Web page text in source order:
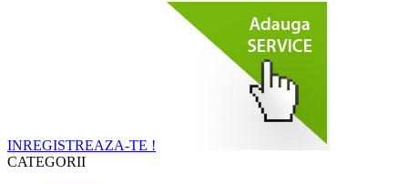
INREGISTREAZA-TE !
CATEGORII